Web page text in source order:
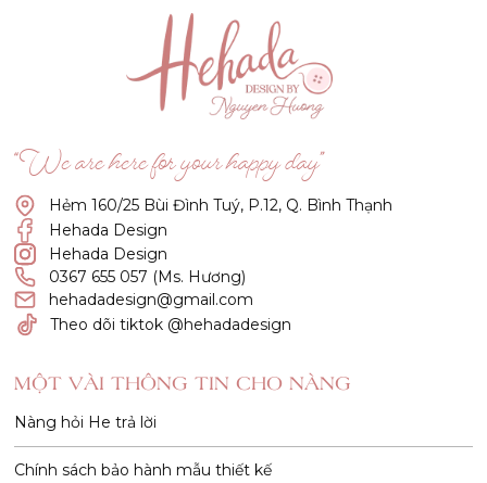
“We are here for your happy day”
Hẻm 160/25 Bùi Đình Tuý, P.12, Q. Bình Thạnh
Hehada Design
Hehada Design
0367 655 057 (Ms. Hương)
hehadadesign@gmail.com
Theo dõi tiktok @hehadadesign
MỘT VÀI THÔNG TIN CHO NÀNG
Nàng hỏi He trả lời
Chính sách bảo hành mẫu thiết kế